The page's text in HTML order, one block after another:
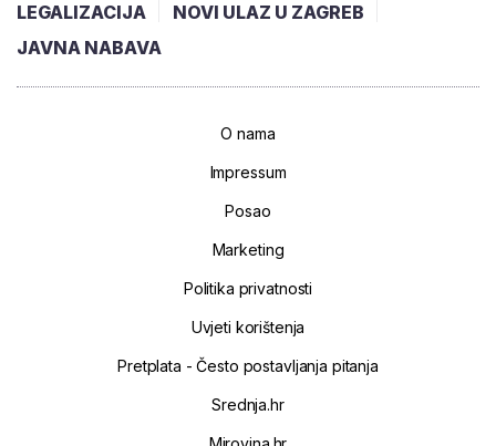
LEGALIZACIJA
NOVI ULAZ U ZAGREB
JAVNA NABAVA
O nama
Impressum
Posao
Marketing
Politika privatnosti
Uvjeti korištenja
Pretplata - Često postavljanja pitanja
Srednja.hr